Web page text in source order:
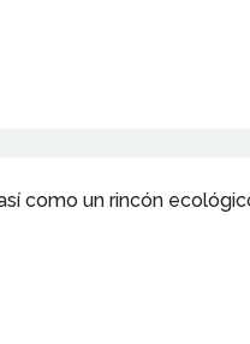
como un rincón